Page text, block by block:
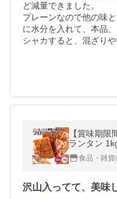
ど減量できました。
プレーンなので他の味
に水分を入れて、本品
シャカすると、混ざりや
【賞味期
ランタン
おやつ アー
り 訳あり
食品・雑
沢山入ってて、美味